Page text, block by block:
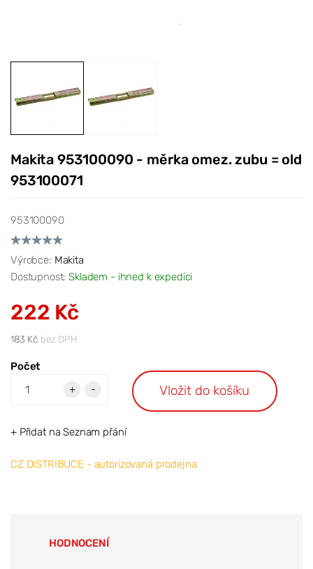
Makita 953100090 - měrka omez. zubu = old
953100071
953100090
Výrobce: Makita
Dostupnost:Skladem - ihned k expedici
222 Kč
183 Kč bez DPH
Počet
+
- Vložit do košíku
+ Přidat na Seznam přání
CZ DISTRIBUCE - autorizovaná prodejna
HODNOCENÍ